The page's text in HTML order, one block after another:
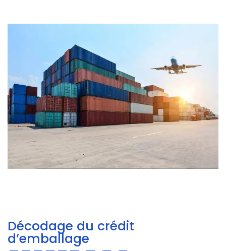
Décodage du crédit
d’emballage